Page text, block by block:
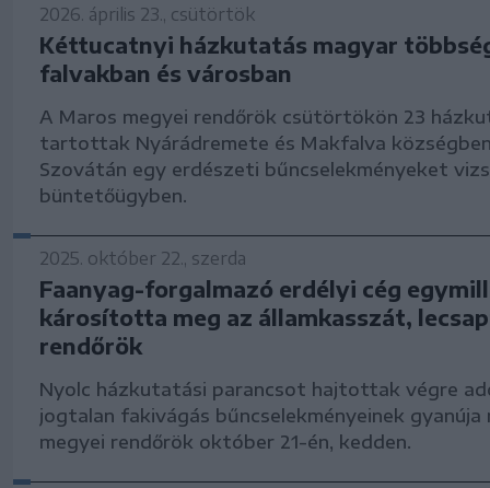
2026. április 23., csütörtök
Kéttucatnyi házkutatás magyar
falvakban és városban
A Maros megyei rendőrök csütörtökön 23
tartottak Nyárádremete és Makfalva
Szovátán egy erdészeti bűncselekményeket
büntetőügyben.
2025. október 22., szerda
Faanyag-forgalmazó erdélyi cég
károsította meg az államkasszát,
rendőrök
Nyolc házkutatási parancsot hajtottak végre
jogtalan fakivágás bűncselekményeinek gyanúja
megyei rendőrök október 21-én, kedden.